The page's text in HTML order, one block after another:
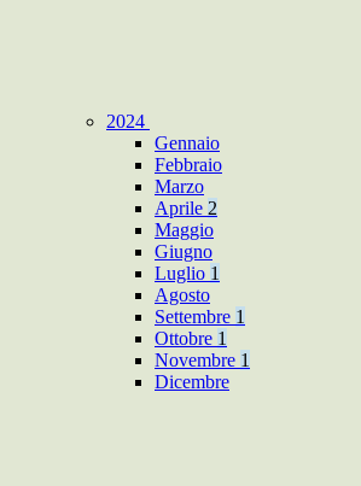
2024
Gennaio
Febbraio
Marzo
Aprile 2
Maggio
Giugno
Luglio 1
Agosto
Settembre 1
Ottobre 1
Novembre 1
Dicembre